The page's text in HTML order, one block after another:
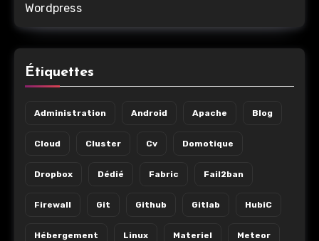
Wordpress
Étiquettes
Administration Android Apache Blog
Cloud Cluster Cv Domotique
Dropbox Dédié Fabric Fail2ban
Firewall Git Github Gitlab HubiC
Hébergement Linux Materiel Meteor